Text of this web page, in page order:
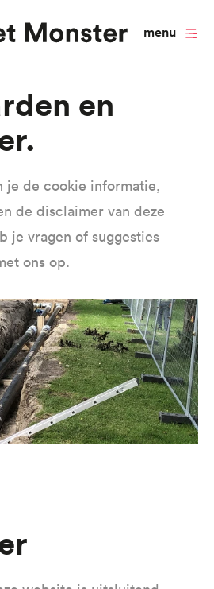
menu
je de cookie informatie,
de disclaimer van deze
je vragen of suggesties
ons op.